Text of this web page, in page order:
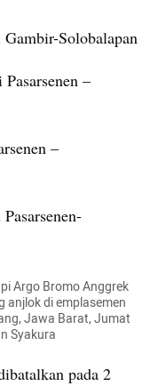
Solobalapan
–
–
Argo Bromo Anggrek
anjlok di emplasemen
Jawa Barat, Jumat
Syakura
pada 2